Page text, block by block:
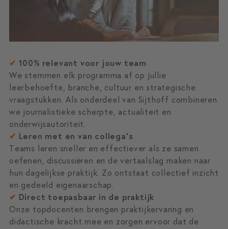
✔ 100% relevant voor jouw team
We stemmen elk programma af op jullie
leerbehoefte, branche, cultuur en strategische
vraagstukken. Als onderdeel van Sijthoff combineren
we journalistieke scherpte, actualiteit en
onderwijsautoriteit.
✔ Leren met en van collega’s
Teams leren sneller en effectiever als ze samen
oefenen, discussiëren en de vertaalslag maken naar
hun dagelijkse praktijk. Zo ontstaat collectief inzicht
en gedeeld eigenaarschap.
✔ Direct toepasbaar in de praktijk
Onze topdocenten brengen praktijkervaring en
didactische kracht mee en zorgen ervoor dat de